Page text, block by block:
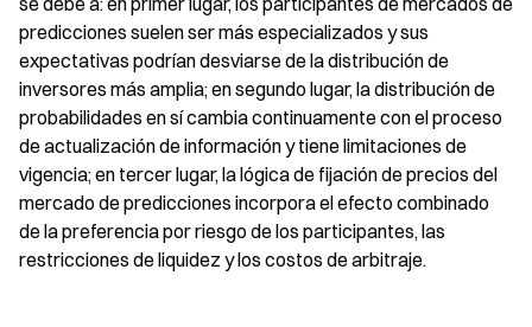
predicciones suelen ser más especializados y sus
expectativas podrían desviarse de la distribución de
inversores más amplia; en segundo lugar, la distribución de
probabilidades en sí cambia continuamente con el proceso
de actualización de información y tiene limitaciones de
vigencia; en tercer lugar, la lógica de fijación de precios del
mercado de predicciones incorpora el efecto combinado
de la preferencia por riesgo de los participantes, las
restricciones de liquidez y los costos de arbitraje.